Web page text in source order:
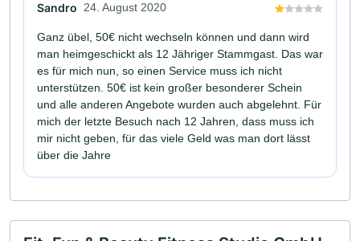
Sandro 24. August 2020
Ganz übel, 50€ nicht wechseln können und dann wird
man heimgeschickt als 12 Jähriger Stammgast. Das war
es für mich nun, so einen Service muss ich nicht
unterstützen. 50€ ist kein großer besonderer Schein
und alle anderen Angebote wurden auch abgelehnt. Für
mich der letzte Besuch nach 12 Jahren, dass muss ich
mir nicht geben, für das viele Geld was man dort lässt
über die Jahre